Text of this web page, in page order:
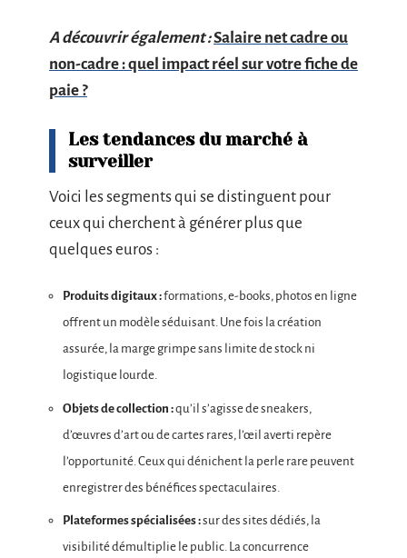
A découvrir également :Salaire net cadre ou
non-cadre : quel impact réel sur votre fiche de
paie ?
Les tendances du marché à
surveiller
Voici les segments qui se distinguent pour
ceux qui cherchent à générer plus que
quelques euros :
Produits digitaux :formations, e-books, photos en ligne
offrent un modèle séduisant. Une fois la création
assurée, la marge grimpe sans limite de stock ni
logistique lourde.
Objets de collection :qu’il s’agisse de sneakers,
d’œuvres d’art ou de cartes rares, l’œil averti repère
l’opportunité. Ceux qui dénichent la perle rare peuvent
enregistrer des bénéfices spectaculaires.
Plateformes spécialisées :sur des sites dédiés, la
visibilité démultiplie le public. La concurrence